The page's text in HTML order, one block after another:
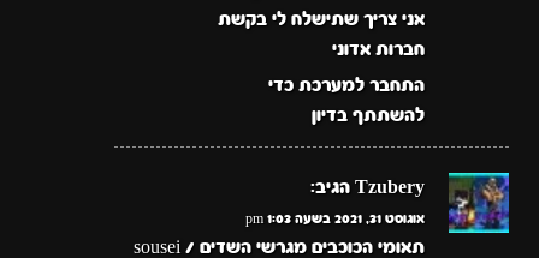
אני צריך שתישלח לי בקשת
חברות אדוני
התחבר למערכת כדי
להשתתף בדיון
Tzubery הגיב:
אוגוסט 31, 2021 בשעה 1:03 pm
תאומי הכוכבים מגרשי השדים / sousei